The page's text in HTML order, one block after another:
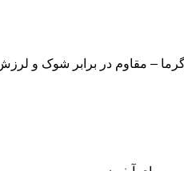
– مقاوم در برابر شوک و